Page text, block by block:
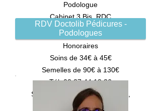
Podologue
Cabinet 3 Bis, RDC
Diplômée D.E
Honoraires
Soins de 34€ à 45€
Semelles de 90€ à 130€
Tél:02 37 44 13 36
Soins, Semelles, Orthoplasties,
Orthonyxies, Réflexologie
RDV Doctolib Pédicures -
Podologues